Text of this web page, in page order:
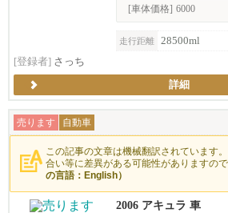
[車体価格] 6000
走行距離
28500ml
[登録者] さっち
詳細
売ります 自動車
この記事の文章は機械翻訳されています
合い等に差異がある可能性がありますので
の言語：English）
2006 アキュラ 車